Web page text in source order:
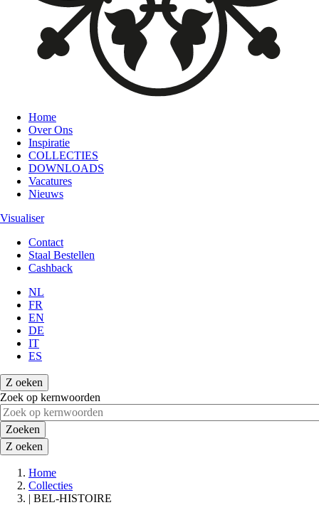
Home
Over Ons
Inspiratie
COLLECTIES
DOWNLOADS
Vacatures
Nieuws
Visualiser
Contact
Staal Bestellen
Cashback
NL
FR
EN
DE
IT
ES
Z oeken
Zoek op kernwoorden
Zoeken
Z oeken
Kruimelpad
Home
Collecties
| BEL-HISTOIRE